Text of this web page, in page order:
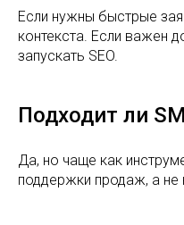
Если нужны быстрые
контекста. Если важен
запускать SEO.
Подходит ли
Да, но чаще как
поддержки продаж, а не